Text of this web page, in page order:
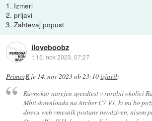
1. Izmeri
2. prijavi
3. Zahtevaj popust
iloveboobz
:: 15. nov 2023, 07:27
PrimozR je 14. nov 2023 ob 23:10izjavil:
Ravnokar narejen speedtest v ruralni okolici
Mbit downloada na Archer C7 V1, ki mi bo
dnevu web vmesnik postane neodziven, nisem